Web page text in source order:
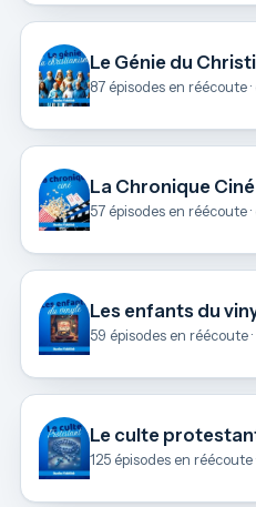
Le Génie du
87 épisodes en réécoute
La Chronique Ciné
57 épisodes en réécoute
Les enfants du
59 épisodes en réécoute
Le culte
125 épisodes en réécoute